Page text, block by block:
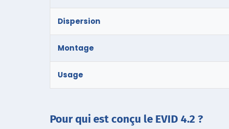
Dispersion
Montage
Usage
Pour qui est conçu le EVID 4.2 ?